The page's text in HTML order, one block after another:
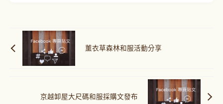
薰衣草森林和服活動分享
京越卸屋大尺碼和服採購文發布